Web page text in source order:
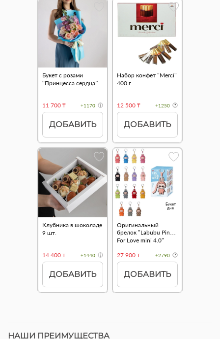
Букет с розами
“Принцесса сердца”
11 700 ₸ +1170
ДОБАВИТЬ
Набор конфет "Merci"
400 г.
12 500 ₸ +1250
ДОБАВИТЬ
Клубника в шоколаде
9 шт.
14 400 ₸ +1440
ДОБАВИТЬ
Букет
дня
Оригинальный
брелок "Labubu Pin
For Love mini 4.0"
27 900 ₸
+2790
ДОБАВИТЬ
НАШИ ПРЕИМУЩЕСТВА